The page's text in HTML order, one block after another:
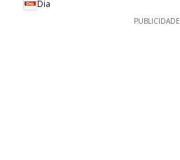
Dia
PUBLICIDADE